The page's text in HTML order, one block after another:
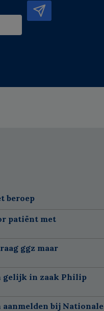
beroep
patiënt met
ggz maar
gelijk in zaak Philip
bij Nationale